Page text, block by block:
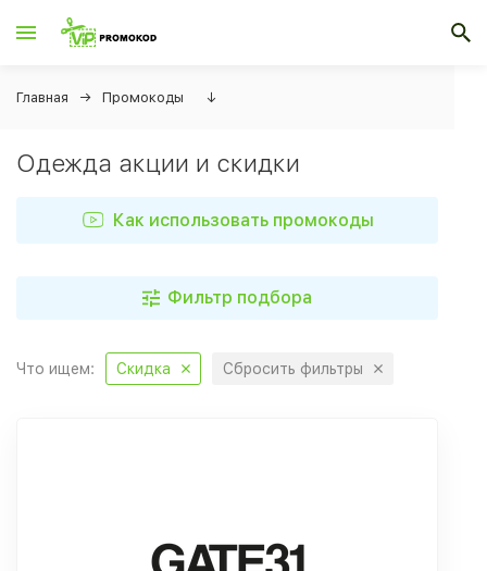
Главная Промокоды ↓
Одежда акции и скидки
Как использовать промокоды
Фильтр подбора
Что ищем: Скидка Сбросить фильтры